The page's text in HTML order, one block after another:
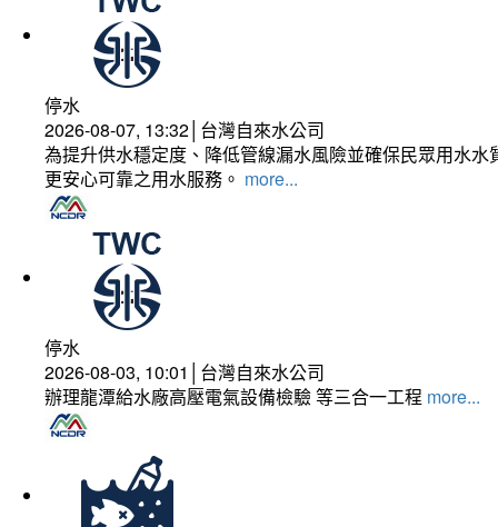
停水
2026-08-07, 13:32│台灣自來水公司
為提升供水穩定度、降低管線漏水風險並確保民眾用水
更安心可靠之用水服務。 more...
停水
2026-08-03, 10:01│台灣自來水公司
辦理龍潭給水廠高壓電氣設備檢驗 等三合一工程 more...